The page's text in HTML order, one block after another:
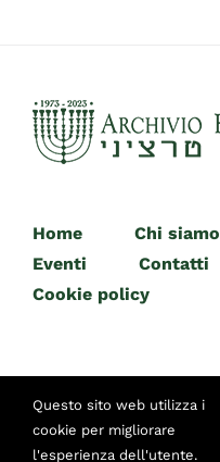
Home Chi siamo
Eventi
Contatti
Cookie policy
Questo sito web utilizza i
cookie per migliorare
l'esperienza dell'utente.